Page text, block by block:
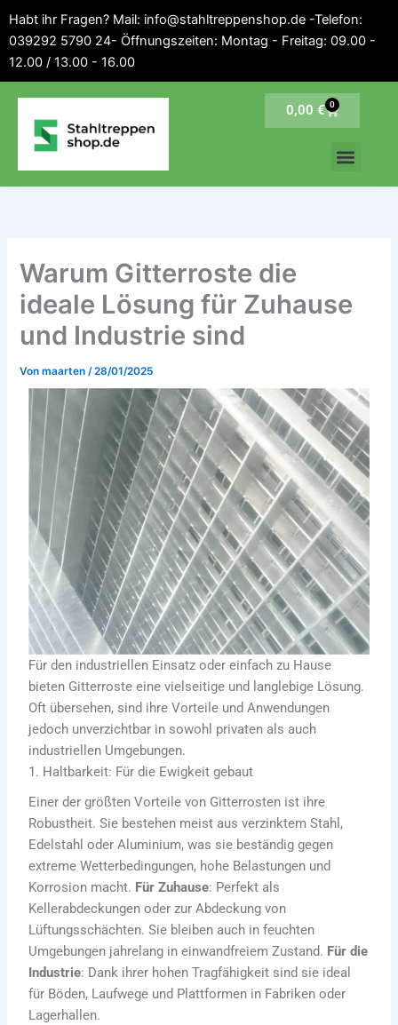
springen
Habt ihr Fragen? Mail: info@stahltreppenshop.de -Telefon:
039292 5790 24- Öffnungszeiten: Montag - Freitag: 09.00 -
12.00 / 13.00 - 16.00
0,00 € 0
Warenkorb
Warum Gitterroste die
ideale Lösung für Zuhause
und Industrie sind
Vonmaarten/28/01/2025
Für den industriellen Einsatz oder einfach zu Hause
bieten Gitterroste eine vielseitige und langlebige Lösung.
Oft übersehen, sind ihre Vorteile und Anwendungen
jedoch unverzichtbar in sowohl privaten als auch
industriellen Umgebungen.
1. Haltbarkeit: Für die Ewigkeit gebaut
Einer der größten Vorteile von Gitterrosten ist ihre
Robustheit. Sie bestehen meist aus verzinktem Stahl,
Edelstahl oder Aluminium, was sie beständig gegen
extreme Wetterbedingungen, hohe Belastungen und
Korrosion macht. Für Zuhause: Perfekt als
Kellerabdeckungen oder zur Abdeckung von
Lüftungsschächten. Sie bleiben auch in feuchten
Umgebungen jahrelang in einwandfreiem Zustand. Für die
Industrie: Dank ihrer hohen Tragfähigkeit sind sie ideal
für Böden, Laufwege und Plattformen in Fabriken oder
Lagerhallen.